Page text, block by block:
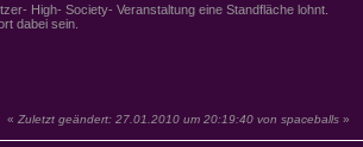
High- Society- Veranstaltung eine Standfläche lohnt.
dabei sein.
« Zuletzt geändert: 27.01.2010 um 20:19:40 von spaceballs»